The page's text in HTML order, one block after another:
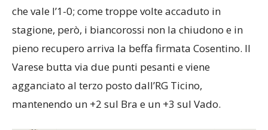
che vale l’1-0; come troppe volte accaduto in
stagione, però, i biancorossi non la chiudono e in
pieno recupero arriva la beffa firmata Cosentino. Il
Varese butta via due punti pesanti e viene
agganciato al terzo posto dall’RG Ticino,
mantenendo un +2 sul Bra e un +3 sul Vado.